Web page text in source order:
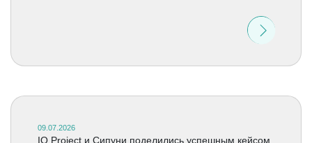
09.07.2026
IQ Project и Сипуни поделились успешным кейсом